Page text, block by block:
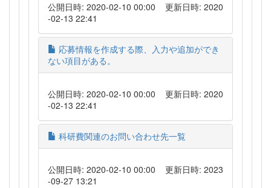
公開日時: 2020-02-10 00:00
更新日時: 2020
-02-13 22:41
応募情報を作成する際、入力や追加ができ
ない項目がある。
公開日時: 2020-02-10 00:00
更新日時: 2020
-02-13 22:41
科研費関連のお問い合わせ先一覧
公開日時: 2020-02-10 00:00
更新日時: 2023
-09-27 13:21